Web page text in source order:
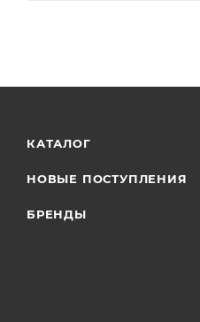
КАТАЛОГ
НОВЫЕ ПОСТУПЛЕНИЯ
БРЕНДЫ